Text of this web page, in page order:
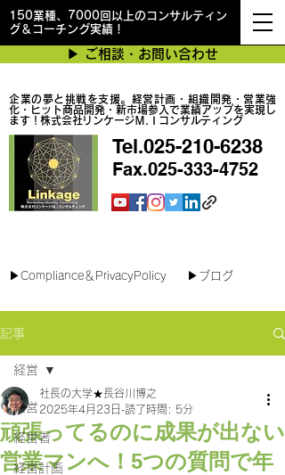
150業種、7000回以上のコンサルティン
グ＆コーチング実績！
企業の夢と挑戦を支援。経営計画・組織開発・営業強
化・ヒット商品開発・新市場参入で業績アップを実現し
ます！株式会社リンケージＭ.Ｉコンサルティング
▶︎ ご相談・お問い合わせ
Tel.025-210-6238
Fax.025-333-4752
▶︎Compliance＆PrivacyPolicy ▶︎ブログ
記事
経営
経営者
経営計画
経営
頑張ってるのに成果が出ない
営業マンへ！5つの質問で年
社長の大学★長谷川博之
2025年4月23日 読了時間: 5分